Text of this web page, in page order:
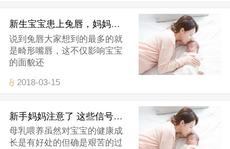
新生宝宝患上兔唇，妈妈该如何母乳喂养?
说到兔唇大家想到的最多的就
是畸形嘴唇，这不仅影响宝宝
的面貌还
2018-03-15
新手妈妈注意了 这些信号表示乳房涨奶了
母乳喂养虽然对宝宝的健康成
长是有好处的但确是艰苦的过